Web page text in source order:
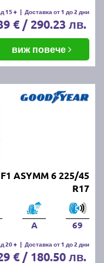
когато
под 1.6 мм.
и
им при
зимни гуми в
със
защото
мека смес, която
път и по-
през
15 + | Доставка от 1 до 2 дни
€ / 290.23 лв.
виж повече
ASYMM 6 225/45
R17
A 69
20 + | Доставка от 1 до 2 дни
€ / 180.50 лв.